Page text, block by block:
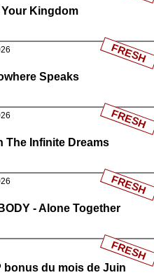
Kingdom
Speaks
FRESH
The Infinite Dreams
FRESH
- Alone Together
FRESH
bonus du mois de Juin
FRESH